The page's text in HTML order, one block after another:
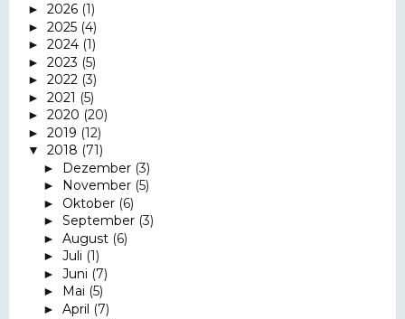
► 2026 (1)
► 2025 (4)
► 2024 (1)
► 2023 (5)
► 2022 (3)
► 2021 (5)
► 2020 (20)
► 2019 (12)
▼ 2018 (71)
► Dezember (3)
► November (5)
► Oktober (6)
► September (3)
► August (6)
► Juli (1)
► Juni (7)
► Mai (5)
► April (7)